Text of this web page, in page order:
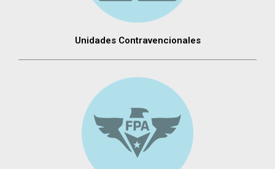
Unidades Contravencionales